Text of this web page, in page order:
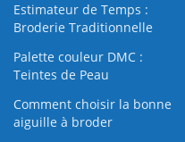
Estimateur de Temps :
Broderie Traditionnelle
Palette couleur DMC :
Teintes de Peau
Comment choisir la bonne
aiguille à broder